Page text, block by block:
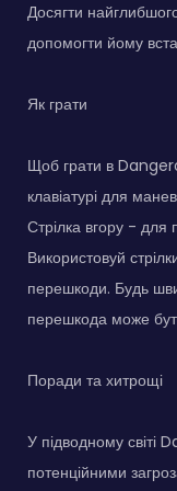
Досягти
допомогти йому
Як грати
Щоб грати в
клавіатурі для
Стрілка вгору - для
Використовуй
перешкоди. Будь
перешкода може
Поради та хитрощі
У підводному
потенційними